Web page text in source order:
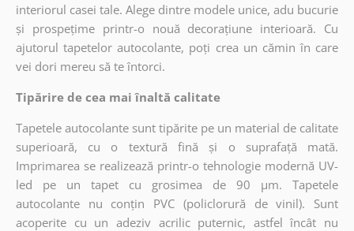
interiorul casei tale. Alege dintre modele unice, adu bucurie
și prospețime printr-o nouă decorațiune interioară. Cu
ajutorul tapetelor autocolante, poți crea un cămin în care
vei dori mereu să te întorci.
Tipărire de cea mai înaltă calitate
Tapetele autocolante sunt tipărite pe un material de calitate
superioară, cu o textură fină și o suprafață mată.
Imprimarea se realizează printr-o tehnologie modernă UV-
led pe un tapet cu grosimea de 90 µm. Tapetele
autocolante nu conțin PVC (policlorură de vinil). Sunt
acoperite cu un adeziv acrilic puternic, astfel încât nu